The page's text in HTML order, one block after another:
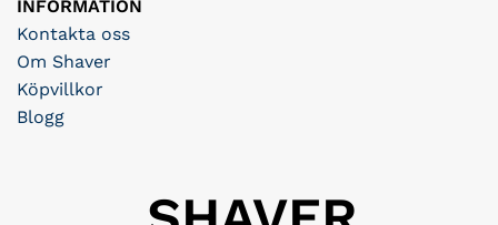
INFORMATION
Kontakta oss
Om Shaver
Köpvillkor
Blogg